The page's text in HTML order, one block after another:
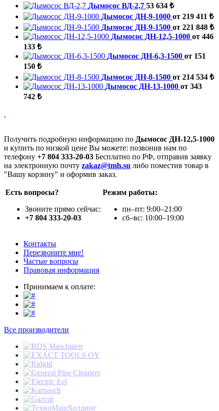
Дымосос ВД-2,7 53 634 ₺
Дымосос ДН-9-1000 от 219 411 ₺
Дымосос ДН-9-1500 от 221 848 ₺
Дымосос ДН-12,5-1000 от 446
133 ₺
Дымосос ДН-6,3-1500 от 151
150 ₺
Дымосос ДН-8-1500 от 214 534 ₺
Дымосос ДН-13-1000 от 343
742 ₺
Получить подробную информацию по Дымосос ДН-12,5-1000
и купить по низкой цене Вы можете: позвонив нам по
телефону +7 804 333-20-03 Бесплатно по РФ, отправив заявку
на электронную почту zakaz@tmh.su либо поместив товар в
"Вашу корзину" и оформив заказ.
Есть вопросы?
Звоните прямо сейчас:
+7 804 333-20-03
Режим работы:
пн–пт: 9:00–21:00
сб–вс: 10:00–19:00
Контакты
Перезвоните мне!
Частые вопросы
Правовая информация
Принимаем к оплате:
Все производители